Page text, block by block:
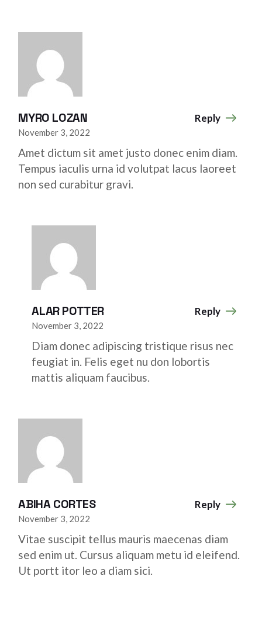
MYRO LOZAN
November 3, 2022
Reply
Amet dictum sit amet justo donec enim diam.
Tempus iaculis urna id volutpat lacus laoreet
non sed curabitur gravi.
ALAR POTTER
November 3, 2022
Reply
Diam donec adipiscing tristique risus nec
feugiat in. Felis eget nu don lobortis
mattis aliquam faucibus.
ABIHA CORTES
November 3, 2022
Reply
Vitae suscipit tellus mauris maecenas diam
sed enim ut. Cursus aliquam metu id eleifend.
Ut portt itor leo a diam sici.